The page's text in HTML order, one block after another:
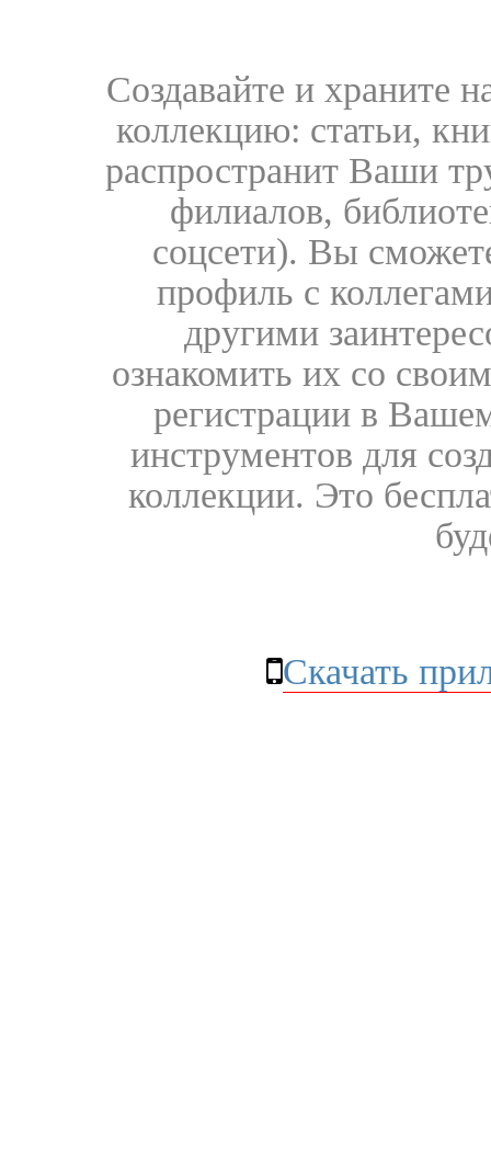
Создавайте и храните
коллекцию: статьи,
распространит Ваши
филиалов,
соцсети). Вы
профиль с
другими
ознакомить их со
регистрации в
инструментов для
коллекции. Это
Скачать